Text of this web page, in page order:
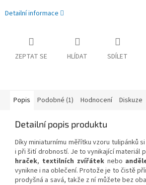
Detailní informace
ZEPTAT SE HLÍDAT SDÍLET
Popis Podobné (1) Hodnocení Diskuze
Detailní popis produktu
Díky miniaturnímu měřítku vzoru tulipánků
i při šití drobností. Je to vynikající materiál
hraček, textilních zvířáteknebo
vynikne i na oblečení. Protože je to čistě
prodyšná a savá, takže z ní můžete bez